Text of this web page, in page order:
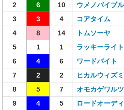
2
6 10 ウメノバイブル
3
3 4 コアタイム
4
8 14 トムソーヤ
5
1 1 ラッキーライト
6
4 6 ワードバイト
7
2 2 ヒカルウィズ
8
5 7 オモカゲワルツ
9
4 5 ロードオーデ